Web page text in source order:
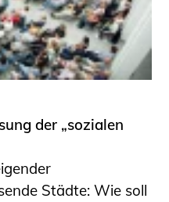
der „sozialen
Städte: Wie soll